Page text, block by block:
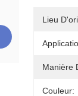
Lieu
Manière
Couleur: